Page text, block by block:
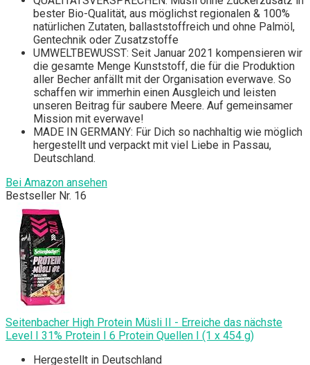
bester Bio-Qualität, aus möglichst regionalen & 100%
natürlichen Zutaten, ballaststoffreich und ohne Palmöl,
Gentechnik oder Zusatzstoffe
UMWELTBEWUSST: Seit Januar 2021 kompensieren wir
die gesamte Menge Kunststoff, die für die Produktion
aller Becher anfällt mit der Organisation everwave. So
schaffen wir immerhin einen Ausgleich und leisten
unseren Beitrag für saubere Meere. Auf gemeinsamer
Mission mit everwave!
MADE IN GERMANY: Für Dich so nachhaltig wie möglich
hergestellt und verpackt mit viel Liebe in Passau,
Deutschland.
Bei Amazon ansehen
Bestseller Nr. 16
Seitenbacher High Protein Müsli II - Erreiche das nächste
Level I 31% Protein I 6 Protein Quellen I (1 x 454 g)
Hergestellt in Deutschland